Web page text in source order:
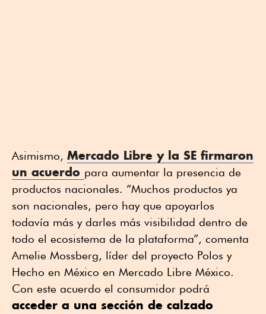
Asimismo, Mercado Libre y la SE firmaron
un acuerdo para aumentar la presencia de
productos nacionales. “Muchos productos ya
son nacionales, pero hay que apoyarlos
todavía más y darles más visibilidad dentro de
todo el ecosistema de la plataforma”, comenta
Amelie Mossberg, líder del proyecto Polos y
Hecho en México en Mercado Libre México.
Con este acuerdo el consumidor podrá
acceder a una sección de calzado